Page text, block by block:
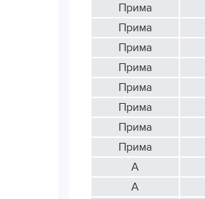
Прима
Прима
Прима
Прима
Прима
Прима
Прима
Прима
А
А